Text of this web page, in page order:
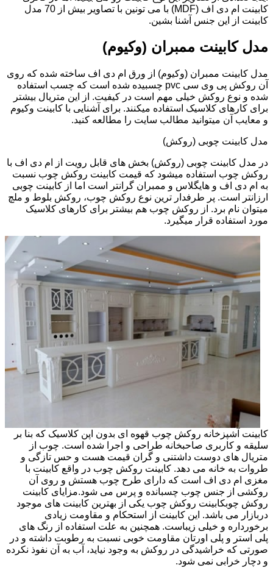
کابینت ام دی اف (MDF) با می تونین با تصاویر بیش از 70 مدل
کابینت از این جنس آشنا بشین.
مدل کابینت ممبران (وکیوم)
مدل کابینت ممبران (وکیوم) از ورق ام دی اف ساخته شده که روی
آن روکش پی وی سی pvc چسبیده شده است که چسب استفاده
شده و نوع روکش خیلی مهم است در کیفیت. از این متریال بیشتر
برای کارهای کلاسیک استفاده میکنند. برای آشنایی با کابینت وکیوم
و معایب آن میتوانید مطالب سایت را مطالعه کنید.
مدل کابینت چوبی (روکش)
در مدل کابینت چوبی (روکش) بخش های قابل رویت از ام دی اف با
روکش چوب استفاده میشود که قیمت کابینت روکش چوب نسبت
به ام دی اف و هایگلاس و ممبران گرانتر است اما از کابینت چوبی
ارزانتر است. پر طرفدار ترین نوع روکش چوب، روکش بلوط و ملچ
میتوان نام برد. از روکش چوب هم بیشتر برای کارهای کلاسیک
مورد استفاده قرار میگیرد.
کابینت آشپزخانه روکش چوب قهوه ای بدون اپن کلاسیک که بنا بر
سلیقه و کاربری صاحبخانه طراحی و اجرا شده است. چوب از
متریال های دوست داشتنی و گران قیمت هست و حس تازگی و
طروات به خانه می دهد. کابینت روکش چوب در واقع کابینت با
مغزی ام دی اف است که دارای طرح چوب هستش و روی آن
روکشی از جنس چوب چسبانده و پرس می شود.مزایای کابینت
روکش چوبکابینت روکش چوب یکی از بهترین کابینت های موجود
دربازار می باشد. این کابینت از استحکام و مقاومت زیادی
برخورداره و خیلی زیباست. همچنین به علت استفاده از رنگ های
پلی استر و پلی اورتان مقاومت خوبی نسبت به رطوبت داشته و در
صورتی که خراشیدگی در روکش به وجود نیاید، آب به آن نفوذ نکرده
و دچار خرابی نمی شود.